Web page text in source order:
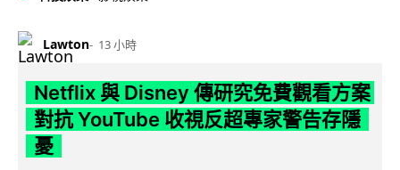
Lawton 13 小時
Netflix 與 Disney 傳研究免費觀看方案
對抗 YouTube 收視反超專家警告存隱
憂